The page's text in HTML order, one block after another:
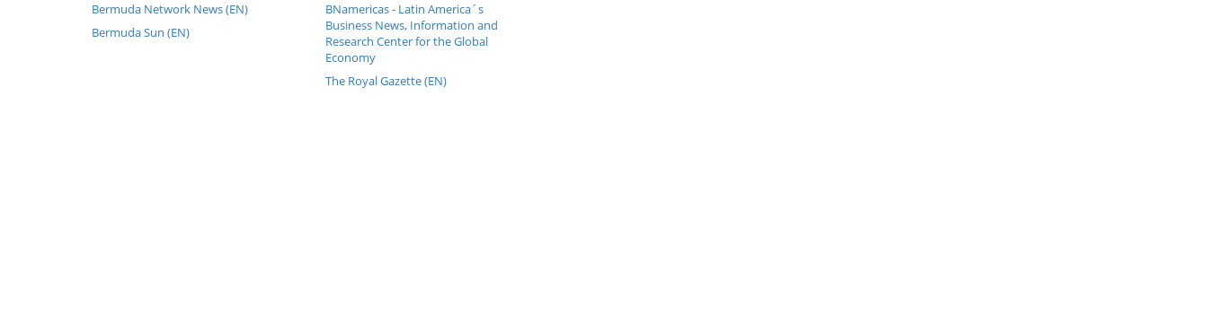
Bermuda Network News (EN)
Bermuda Sun (EN)
BNamericas - Latin America´s
Business News, Information and
Research Center for the Global
Economy
The Royal Gazette (EN)